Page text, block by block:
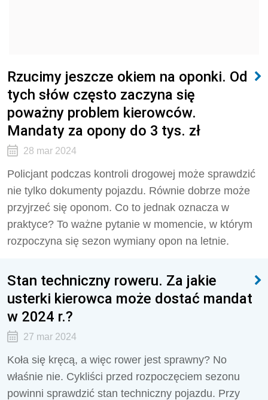
Rzucimy jeszcze okiem na oponki. Od
tych słów często zaczyna się
poważny problem kierowców.
Mandaty za opony do 3 tys. zł
28 mar 2024
Policjant podczas kontroli drogowej może sprawdzić
nie tylko dokumenty pojazdu. Równie dobrze może
przyjrzeć się oponom. Co to jednak oznacza w
praktyce? To ważne pytanie w momencie, w którym
rozpoczyna się sezon wymiany opon na letnie.
Stan techniczny roweru. Za jakie
usterki kierowca może dostać mandat
w 2024 r.?
27 mar 2024
Koła się kręcą, a więc rower jest sprawny? No
właśnie nie. Cykliści przed rozpoczęciem sezonu
powinni sprawdzić stan techniczny pojazdu. Przy